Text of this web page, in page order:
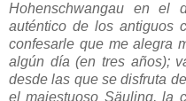
Hohenschwangau en el
auténtico de los antiguos
confesarle que me alegra
algún día (en tres años);
desde las que se disfruta
el majestuoso Säuling, la